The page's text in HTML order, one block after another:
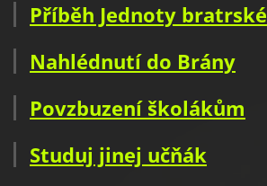
Příběh Jednoty bratrské
Nahlédnutí do Brány
Povzbuzení školákům
Studuj jinej učňák